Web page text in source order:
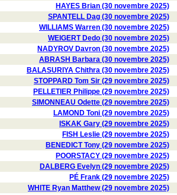
HAYES Brian (30 novembre 2025)
SPANTELL Dag (30 novembre 2025)
WILLIAMS Warren (30 novembre 2025)
WEIGERT Dedo (30 novembre 2025)
NADYROV Davron (30 novembre 2025)
ABRASH Barbara (30 novembre 2025)
BALASURIYA Chithra (30 novembre 2025)
STOPPARD Tom Sir (29 novembre 2025)
PELLETIER Philippe (29 novembre 2025)
SIMONNEAU Odette (29 novembre 2025)
LAMOND Toni (29 novembre 2025)
ISKAK Gary (29 novembre 2025)
FISH Leslie (29 novembre 2025)
BENEDICT Tony (29 novembre 2025)
POORSTACY (29 novembre 2025)
DALBERG Evelyn (29 novembre 2025)
PÉ Frank (29 novembre 2025)
WHITE Ryan Matthew (29 novembre 2025)